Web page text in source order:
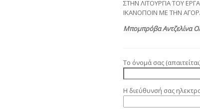
ΣΤΗΝ ΛΙΤΟΥΡΓΙΑ ΤΟΥ
ΙΚΑΝΟΠΟΙΝ ΜΕ ΤΗΝ
Μπομπρόβα Αντζελίνα
Το όνομά σας
Η διεύθυνσή σας